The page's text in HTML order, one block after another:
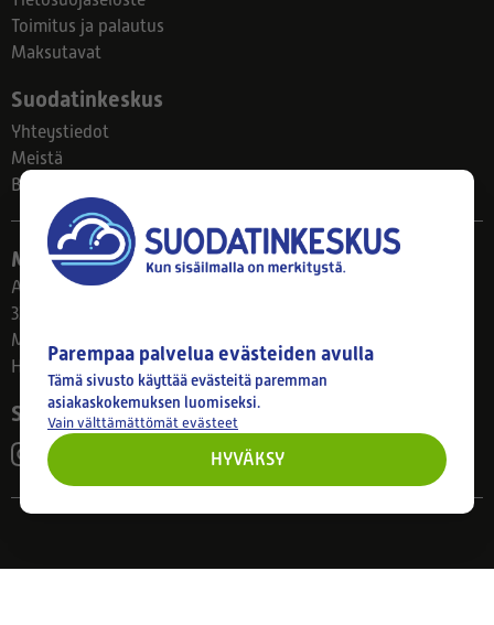
Toimitus ja palautus
Maksutavat
Suodatinkeskus
Yhteystiedot
Meistä
Blogi
Myymälä
Ahlmanintie 61
33800 Tampere
Ma–Pe 8–17
Huom! Myymälän poikkeusaukiolot: 27.7.-21.8. klo 8-16
Seuraa meitä
Parempaa palvelua evästeiden avulla
Tämä sivusto käyttää evästeitä paremman
asiakaskokemuksen luomiseksi.
Vain välttämättömät evästeet
HYVÄKSY